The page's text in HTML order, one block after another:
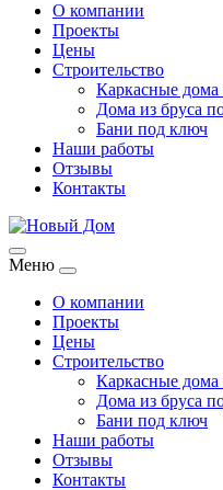
О компании
Проекты
Цены
Строительство
Каркасные
Дома из бруса
Бани под ключ
Наши работы
Отзывы
Контакты
Меню
О компании
Проекты
Цены
Строительство
Каркасные
Дома из бруса
Бани под ключ
Наши работы
Отзывы
Контакты